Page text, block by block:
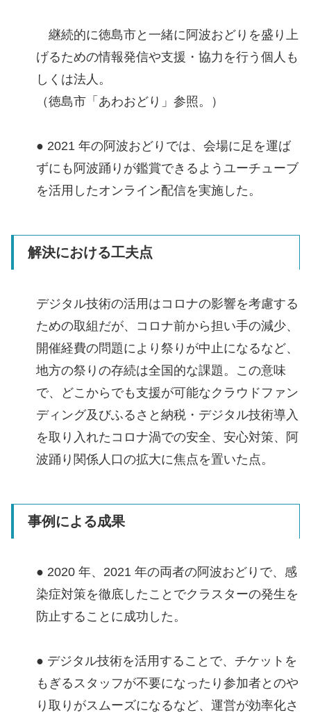
継続的に徳島市と一緒に阿波おどりを盛り上
げるための情報発信や支援・協力を行う個人も
しくは法人。
（徳島市「あわおどり」参照。）
● 2021 年の阿波おどりでは、会場に足を運ば
ずにも阿波踊りが鑑賞できるようユーチューブ
を活用したオンライン配信を実施した。
解決における工夫点
デジタル技術の活用はコロナの影響を考慮する
ための取組だが、コロナ前から担い手の減少、
開催経費の問題により祭りが中止になるなど、
地方の祭りの存続は全国的な課題。この意味
で、どこからでも支援が可能なクラウドファン
ディング及びふるさと納税・デジタル技術導入
を取り入れたコロナ渦での安全、安心対策、阿
波踊り関係人口の拡大に焦点を置いた点。
事例による成果
● 2020 年、2021 年の両者の阿波おどりで、感
染症対策を徹底したことでクラスターの発生を
防止することに成功した。
● デジタル技術を活用することで、チケットを
もぎるスタッフが不要になったり参加者とのや
り取りがスムーズになるなど、運営が効率化さ